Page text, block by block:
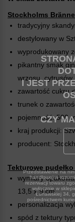
I JEST
CZY
Przedstawienie na
handlowej w
rezerwacji towaru
wyłącznie w
Łunawskiej 34,
pośrednictwem
Stockholms
tradycyjny
destylowany w
wyprodukowany
pikantny smak
wrzosu,
zawartość cukru
trunek o
pojemność: 500
kraj produkcji:
producent:
Tekturowe
wymiary
13,5 x 9 cm
personalizacja
spód z tektury